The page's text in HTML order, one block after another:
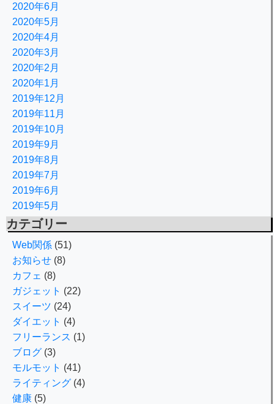
2020年6月
2020年5月
2020年4月
2020年3月
2020年2月
2020年1月
2019年12月
2019年11月
2019年10月
2019年9月
2019年8月
2019年7月
2019年6月
2019年5月
カテゴリー
Web関係 (51)
お知らせ (8)
カフェ (8)
ガジェット (22)
スイーツ (24)
ダイエット (4)
フリーランス (1)
ブログ (3)
モルモット (41)
ライティング (4)
健康 (5)